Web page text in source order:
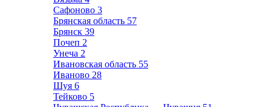
Сафоново 3
Брянская область 57
Брянск 39
Почеп 2
Унеча 2
Ивановская область 55
Иваново 28
Шуя 6
Тейково 5